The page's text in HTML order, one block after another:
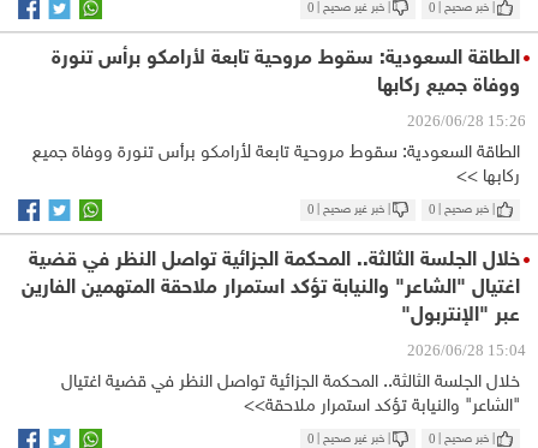
| خبر صحيح | 0 | خبر غير صحيح | 0
الطاقة السعودية: سقوط مروحية تابعة لأرامكو برأس تنورة
ووفاة جميع ركابها
15:26 2026/06/28
الطاقة السعودية: سقوط مروحية تابعة لأرامكو برأس تنورة ووفاة جميع
ركابها >>
| خبر صحيح | 0 | خبر غير صحيح | 0
خلال الجلسة الثالثة.. المحكمة الجزائية تواصل النظر في قضية
اغتيال "الشاعر" والنيابة تؤكد استمرار ملاحقة المتهمين الفارين
عبر "الإنتربول"
15:04 2026/06/28
خلال الجلسة الثالثة.. المحكمة الجزائية تواصل النظر في قضية اغتيال
"الشاعر" والنيابة تؤكد استمرار ملاحقة>>
| خبر صحيح | 0 | خبر غير صحيح | 0